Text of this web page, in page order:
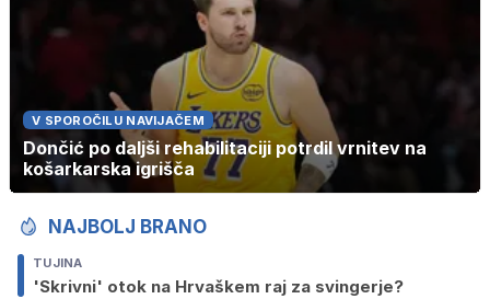
V SPOROČILU NAVIJAČEM
Dončić po daljši rehabilitaciji potrdil vrnitev na
košarkarska igrišča
NAJBOLJ BRANO
TUJINA
'Skrivni' otok na Hrvaškem raj za svingerje?